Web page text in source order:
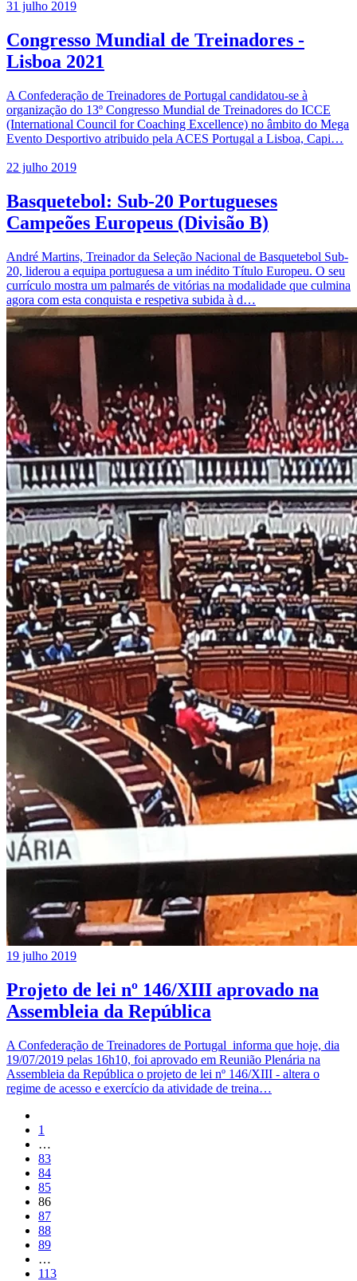
31 julho 2019
Congresso Mundial de Treinadores -
Lisboa 2021
A Confederação de Treinadores de Portugal candidatou-se à
organização do 13º Congresso Mundial de Treinadores do ICCE
(International Council for Coaching Excellence) no âmbito do Mega
Evento Desportivo atribuido pela ACES Portugal a Lisboa, Capi…
22 julho 2019
Basquetebol: Sub-20 Portugueses
Campeões Europeus (Divisão B)
André Martins, Treinador da Seleção Nacional de Basquetebol Sub-
20, liderou a equipa portuguesa a um inédito Título Europeu. O seu
currículo mostra um palmarés de vitórias na modalidade que culmina
agora com esta conquista e respetiva subida à d…
19 julho 2019
Projeto de lei nº 146/XIII aprovado na
Assembleia da República
A Confederação de Treinadores de Portugal informa que hoje, dia
19/07/2019 pelas 16h10, foi aprovado em Reunião Plenária na
Assembleia da República o projeto de lei nº 146/XIII - altera o
regime de acesso e exercício da atividade de treina…
1
…
83
84
85
86
87
88
89
…
113